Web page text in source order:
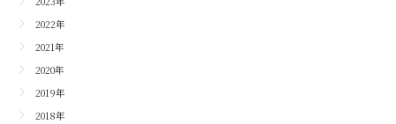
2022年
2021年
2020年
2019年
2018年